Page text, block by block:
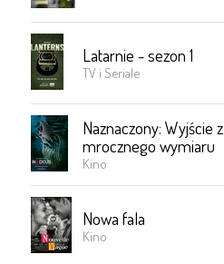
Latarnie - sezon 1
TV i Seriale
Naznaczony: Wyjście z
mrocznego wymiaru
Kino
Nowa fala
Kino